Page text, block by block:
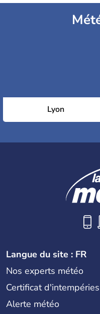
Lyon
Langue du site : FR
Nos experts météo
Certificat d'intempéries
Alerte météo